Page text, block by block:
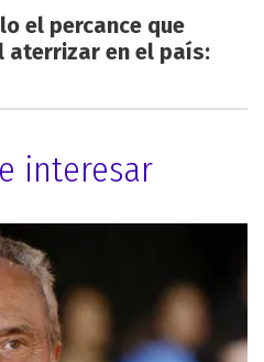
el percance que
aterrizar en el país:
interesar